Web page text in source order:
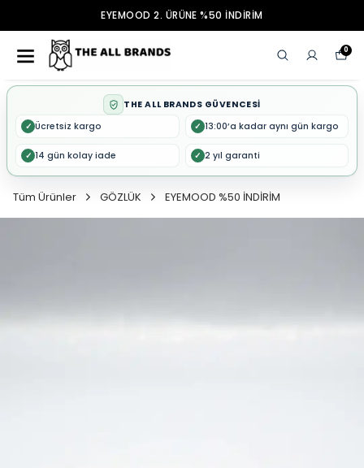
EYEMOOD 2. ÜRÜNE %50 İNDİRİM
0
THE ALL BRANDS GÜVENCESİ
✓ Ücretsiz kargo ✓ 13:00’a kadar aynı gün kargo
✓ 14 gün kolay iade ✓ 2 yıl garanti
Tüm Ürünler GÖZLÜK EYEMOOD %50 İNDİRİM